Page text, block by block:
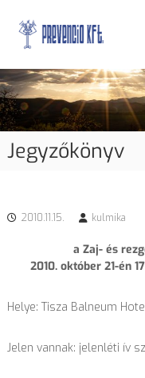
s
a
t
a
m
v
e
n
f
.
é
d
e
m
Jegyzőkönyv
2010.11.15. kulmika
a Zaj- és
2010. október 21-én
Helye: Tisza Balneum
Jelen vannak: jelenléti ív